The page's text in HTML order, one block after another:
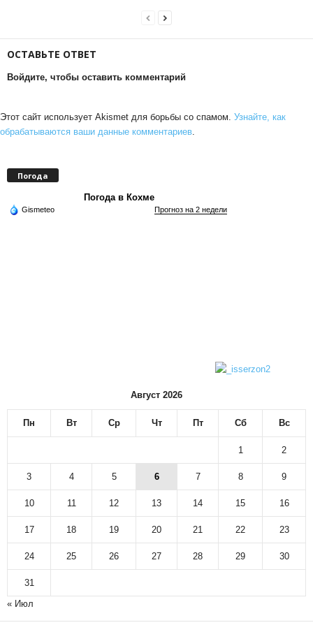
ОСТАВЬТЕ ОТВЕТ
Войдите, чтобы оставить комментарий
Этот сайт использует Akismet для борьбы со спамом. Узнайте, как
обрабатываются ваши данные комментариев
Погода
Погода в Кохме
Gismeteo Прогноз на 2 недели
Август 2026
Пн Вт Ср Чт Пт Сб Вс
1 2
3 4 5 6 7 8 9
10 11 12 13 14 15 16
17 18 19 20 21 22 23
24 25 26 27 28 29 30
31
« Июл